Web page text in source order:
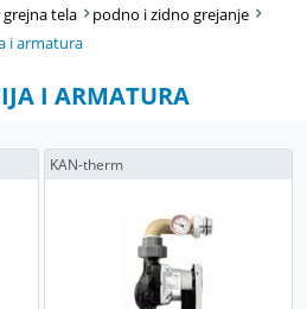
grejna tela
podno i zidno grejanje
i armatura
I ARMATURA
KAN-therm